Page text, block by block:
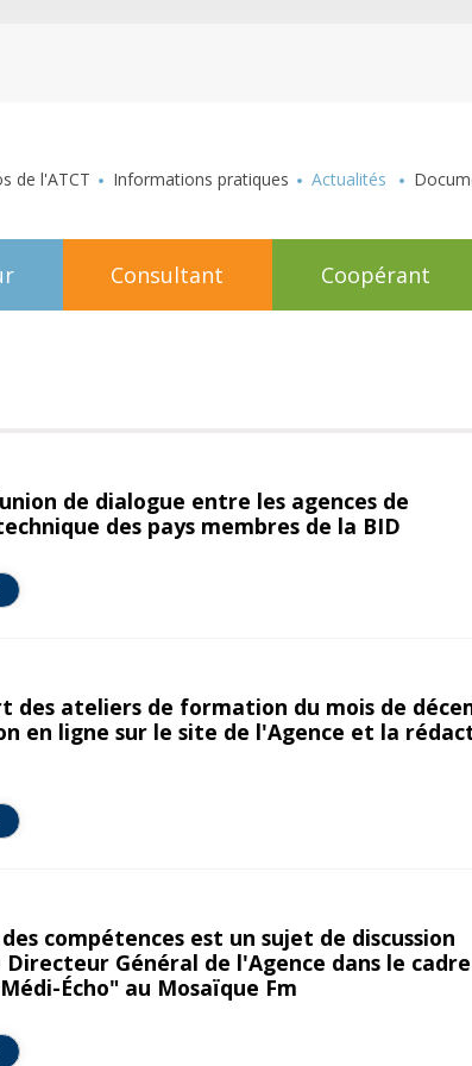
de l'ATCT Informations pratiques Actualités
Consultant Coopérant
de dialogue entre les agences de
des pays membres de la BID
des ateliers de formation du mois de
en ligne sur le site de l'Agence et la
compétences est un sujet de discussion
Général de l'Agence dans le
Écho" au Mosaïque Fm